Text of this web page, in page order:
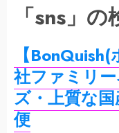
「sns」
【
社ファミリ
ズ・上質な
便